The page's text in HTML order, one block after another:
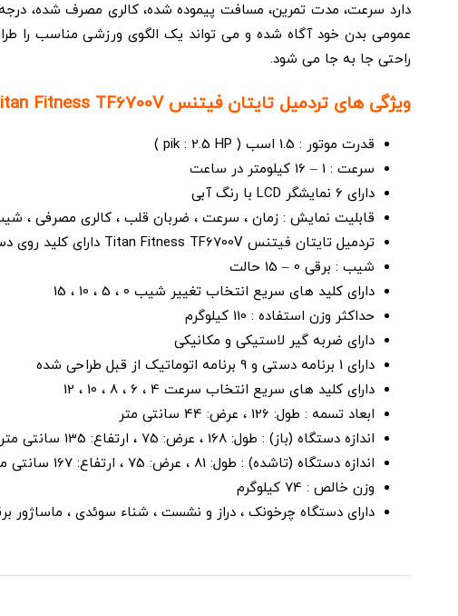
دارد سرعت، مدت تمرین، مسافت پیموده شده، کالری مصرف شده،
راحتی جا به جا می شود.
ویژگی های تردمیل تایتان فیتنس Titan Fitness TF6700V :
قدرت موتور : 1.5 اسب ( pik : 2.5 HP )
سرعت : 1 – 16 کیلومتر در ساعت
دارای 6 نمایشگر LCD با رنگ آبی
قابلیت نمایش : زمان ، سرعت ، ضربان قلب ، کالری مصرفی ،
تردمیل تایتان فیتنس Titan Fitness TF6700V دارای کلید روی دسته
شیب : برقی 0 – 15 حالت
دارای کلید های سریع انتخاب تغییر شیب 0 ، 5 ، 10 ، 15
حداکثر وزن استفاده : 110 کیلوگرم
دارای ضربه گیر لاستیکی و مکانیکی
دارای 1 برنامه دستی و 9 برنامه اتوماتیک از قبل طراحی شده
دارای کلید های سریع انتخاب سرعت 4 ، 6 ، 8 ، 10 ، 12
ابعاد تسمه : طول: 126 ، عرض: 44 سانتی متر
اندازه دستگاه (باز) : طول: 168 ، عرض: 75 ، ارتفاع: 135 سانتی متر
اندازه دستگاه (تاشده) : طول: 81 ، عرض: 75 ، ارتفاع: 167 سانتی متر
وزن خالص : 74 کیلوگرم
دارای دستگاه چرخونک ، دراز و نشست ، شناء سوئدی ، ماساژور برقی با 6 حالت ، کمربند مهره دار و ساده ، کش